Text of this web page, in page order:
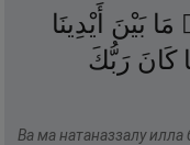
مَا بَيْنَ أَيْدِينَا
كَانَ رَبُّكَ
Ва ма натаназзалу